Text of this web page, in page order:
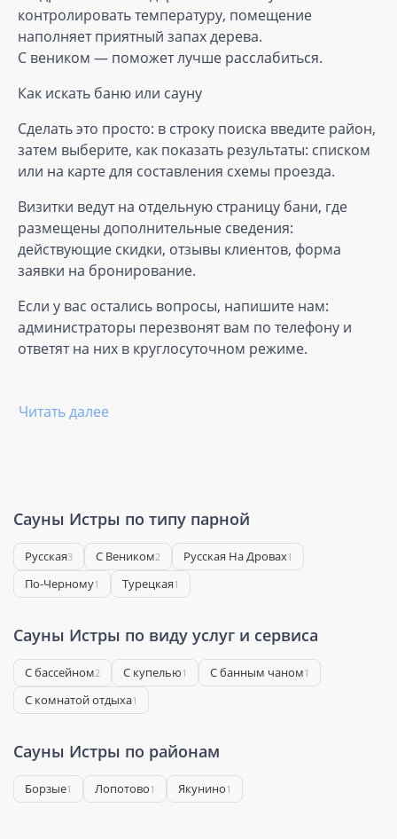
контролировать температуру, помещение
наполняет приятный запах дерева.
С веником — поможет лучше расслабиться.
Как искать баню или сауну
Сделать это просто: в строку поиска введите район,
затем выберите, как показать результаты: списком
или на карте для составления схемы проезда.
Визитки ведут на отдельную страницу бани, где
размещены дополнительные сведения:
действующие скидки, отзывы клиентов, форма
заявки на бронирование.
Если у вас остались вопросы, напишите нам:
администраторы перезвонят вам по телефону и
ответят на них в круглосуточном режиме.
Читать далее
Сауны Истры по типу парной
Русская3 С Веником2 Русская На Дровах1
По-Черному1 Турецкая1
Сауны Истры по виду услуг и сервиса
С бассейном2 С купелью1 С банным чаном1
С комнатой отдыха1
Сауны Истры по районам
Борзые1 Лопотово1 Якунино1